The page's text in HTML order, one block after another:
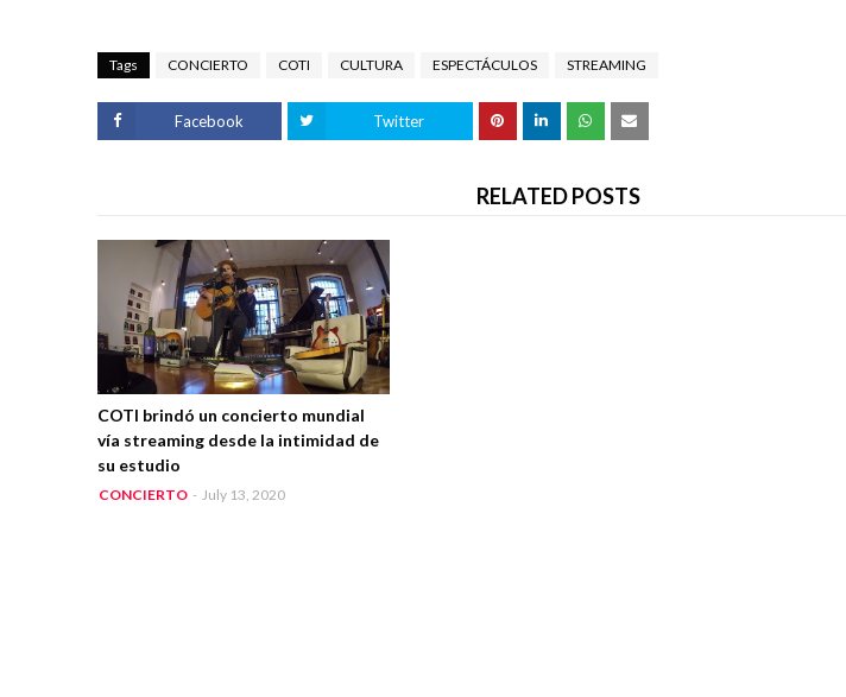
Tags CONCIERTO COTI CULTURA ESPECTÁCULOS STREAMING
Facebook Twitter
RELATED POSTS
COTI brindó un concierto mundial
vía streaming desde la intimidad de
su estudio
CONCIERTO - July 13, 2020